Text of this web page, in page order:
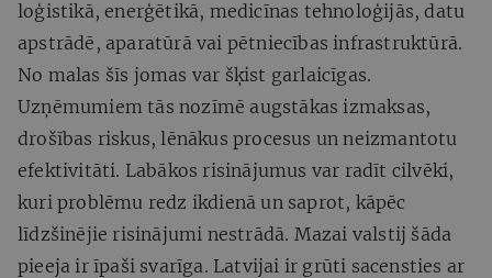
loģistikā, enerģētikā, medicīnas tehnoloģijās, datu
apstrādē, aparatūrā vai pētniecības infrastruktūrā.
No malas šīs jomas var šķist garlaicīgas.
Uzņēmumiem tās nozīmē augstākas izmaksas,
drošības riskus, lēnākus procesus un neizmantotu
efektivitāti. Labākos risinājumus var radīt cilvēki,
kuri problēmu redz ikdienā un saprot, kāpēc
līdzšinējie risinājumi nestrādā. Mazai valstij šāda
pieeja ir īpaši svarīga. Latvijai ir grūti sacensties ar